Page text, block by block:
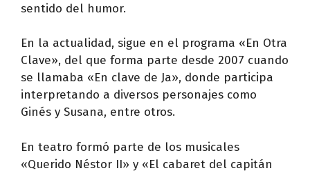
sentido del humor.
En la actualidad, sigue en el programa «En Otra
Clave», del que forma parte desde 2007 cuando
se llamaba «En clave de Ja», donde participa
interpretando a diversos personajes como
Ginés y Susana, entre otros.
En teatro formó parte de los musicales
«Querido Néstor II» y «El cabaret del capitán